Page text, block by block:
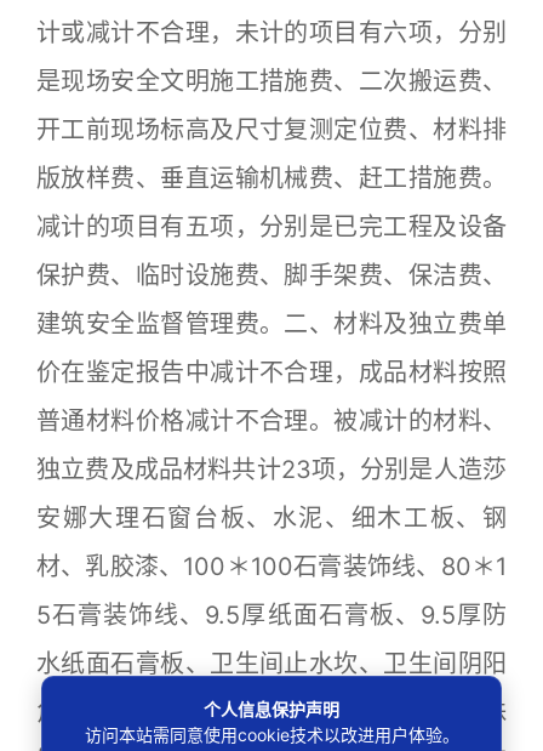
计或减计不合理，未计的项目有六项，分别
是现场安全文明施工措施费、二次搬运费、
开工前现场标高及尺寸复测定位费、材料排
版放样费、垂直运输机械费、赶工措施费。
减计的项目有五项，分别是已完工程及设备
保护费、临时设施费、脚手架费、保洁费、
建筑安全监督管理费。二、材料及独立费单
价在鉴定报告中减计不合理，成品材料按照
普通材料价格减计不合理。被减计的材料、
独立费及成品材料共计23项，分别是人造莎
安娜大理石窗台板、水泥、细木工板、钢
材、乳胶漆、100＊100石膏装饰线、80＊1
5石膏装饰线、9.5厚纸面石膏板、9.5厚防
水纸面石膏板、卫生间止水坎、卫生间阴阳
角密闭、触碰磁吸检修孔、卫生间银箔特殊
个人信息保护声明
访问本站需同意使用cookie技术以改进用户体验。